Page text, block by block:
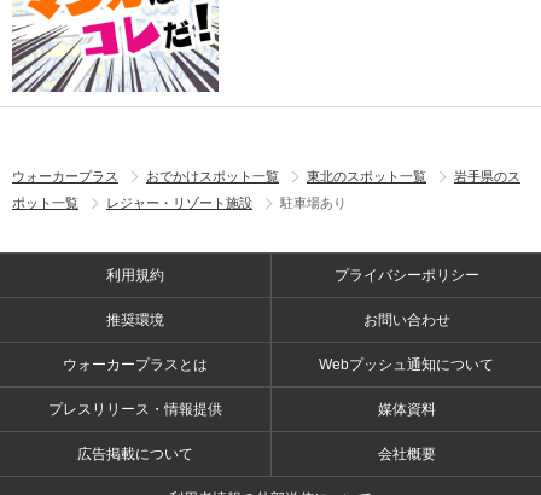
ウォーカープラス おでかけスポット一覧 東北のスポット一覧
岩手県のス
ポット一覧
レジャー・リゾート施設 駐車場あり
利用規約 プライバシーポリシー
推奨環境 お問い合わせ
ウォーカープラスとは Webプッシュ通知について
プレスリリース・情報提供 媒体資料
広告掲載について 会社概要